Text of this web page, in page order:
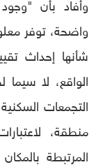
واضحة، توفر
شأنها إحداث
الواقع، لا سيما
التجمعات
منطقة،
المرتبطة